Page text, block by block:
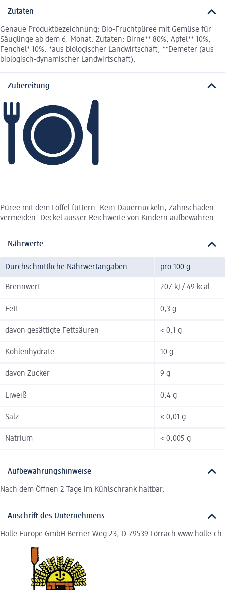
Zutaten
Genaue Produktbezeichnung: Bio-Fruchtpüree mit Gemüse für
Säuglinge ab dem 6. Monat. Zutaten: Birne** 80%, Apfel** 10%,
Fenchel* 10%. *aus biologischer Landwirtschaft, **Demeter (aus
biologisch-dynamischer Landwirtschaft).
Zubereitung
Püree mit dem Löffel füttern. Kein Dauernuckeln, Zahnschäden
vermeiden. Deckel ausser Reichweite von Kindern aufbewahren.
Nährwerte
Durchschnittliche Nährwertangaben pro 100 g
Brennwert 207 kJ / 49 kcal
Fett 0,3 g
davon gesättigte Fettsäuren < 0,1 g
Kohlenhydrate 10 g
davon Zucker 9 g
Eiweiß 0,4 g
Salz < 0,01 g
Natrium < 0,005 g
Aufbewahrungshinweise
Nach dem Öffnen 2 Tage im Kühlschrank haltbar.
Anschrift des Unternehmens
Holle Europe GmbH Berner Weg 23, D-79539 Lörrach www.holle.ch